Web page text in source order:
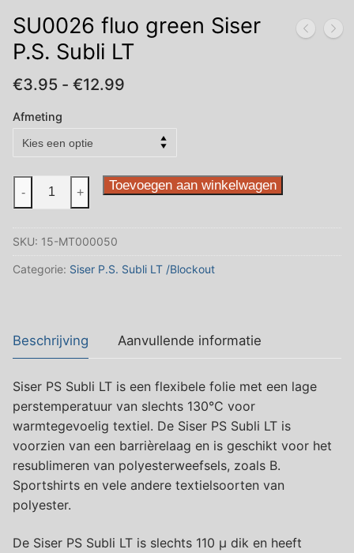
SU0026 fluo green Siser
P.S. Subli LT
€3.95 - €12.99
Afmeting
SU0026
fluo
Siser
P.S.
- + Toevoegen aan winkelwagen
SKU: 15-MT000050
Categorie: Siser P.S. Subli LT /Blockout
Beschrijving Aanvullende informatie
Siser PS Subli LT is een flexibele folie met een lage
perstemperatuur van slechts 130°C voor
warmtegevoelig textiel. De Siser PS Subli LT is
voorzien van een barrièrelaag en is geschikt voor het
resublimeren van polyesterweefsels, zoals B.
Sportshirts en vele andere textielsoorten van
polyester.
De Siser PS Subli LT is slechts 110 µ dik en heeft